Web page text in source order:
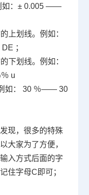
：±0.005 ——
上划线。例如：
DE ；
下划线。例如：
u
：
30 ％——30
现，很多的特殊
大家为了方便，
入方式后面的字
住字母C即可；